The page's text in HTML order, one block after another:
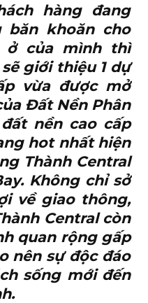
hàng đang
băn khoăn cho
ở của mình thì
giới thiệu 1 dự
vừa được mở
Đất Nền Phân
nền cao cấp
hot nhất hiện
Thành Central
. Không chỉ sở
về giao thông,
Central còn
quan rộng gấp
nên sự độc đáo
sống mới đến